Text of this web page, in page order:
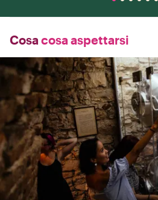
Cosa cosa aspettarsi